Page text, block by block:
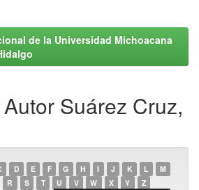
de la Universidad Michoacana
Suárez Cruz,
D E F G H I J K L
M
R S T U V W X Y Z